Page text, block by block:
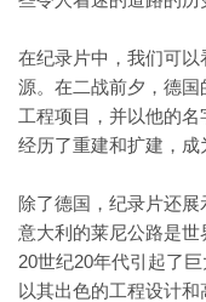
在纪录片中，我们可
源。在二战前夕，德国
工程项目，并以他的
经历了重建和扩建，成
除了德国，纪录片还展
意大利的莱尼公路是
20世纪20年代引起了
以其出色的工程设计和